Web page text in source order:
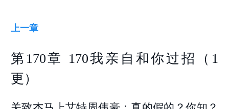
上一章
第170章 170我亲自和你过招（1
更）